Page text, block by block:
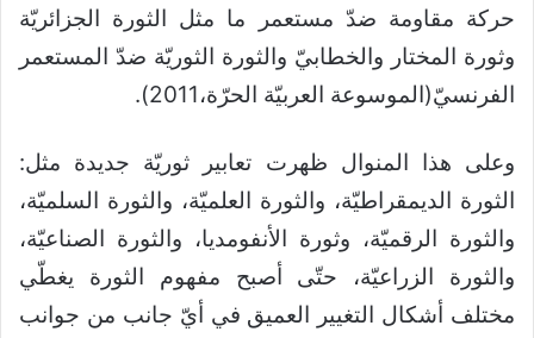
حركة مقاومة ضدّ مستعمر ما مثل الثورة الجزائريّة
وثورة المختار والخطابيّ والثورة الثوريّة ضدّ المستعمر
الفرنسيّ(الموسوعة العربيّة الحرّة،2011).
وعلى هذا المنوال ظهرت تعابير ثوريّة جديدة مثل:
الثورة الديمقراطيّة، والثورة العلميّة، والثورة السلميّة،
والثورة الرقميّة، وثورة الأنفومديا، والثورة الصناعيّة،
والثورة الزراعيّة، حتّى أصبح مفهوم الثورة يغطّي
مختلف أشكال التغيير العميق في أيّ جانب من جوانب